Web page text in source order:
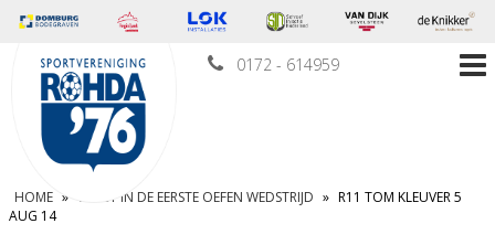
0172 - 614959
HOME » WINST IN DE EERSTE OEFEN WEDSTRIJD » R11 TOM KLEUVER 5
AUG 14